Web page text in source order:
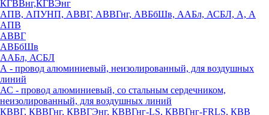
КГВВнг,КГВЭнг
АПВ, АПУНП, АВВГ, АВВГнг, АВБбШв, ААБл, АСБЛ, А, А
АПВ
АВВГ
АВБбШв
ААБл, АСБЛ
А - провод алюминиевый, неизолированный, для воздушных
линий
АС - провод алюминиевый, со стальным сердечником,
неизолированный, для воздушных линий
КВВГ, КВВГнг, КВВГЭнг, КВВГнг-LS, КВВГнг-FRLS, КВВ